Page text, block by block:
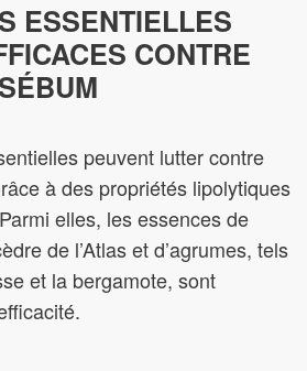
ESSENTIELLES
CONTRE
peuvent lutter contre
à des propriétés lipolytiques
elles, les essences de
de l’Atlas et d’agrumes, tels
et la bergamote, sont